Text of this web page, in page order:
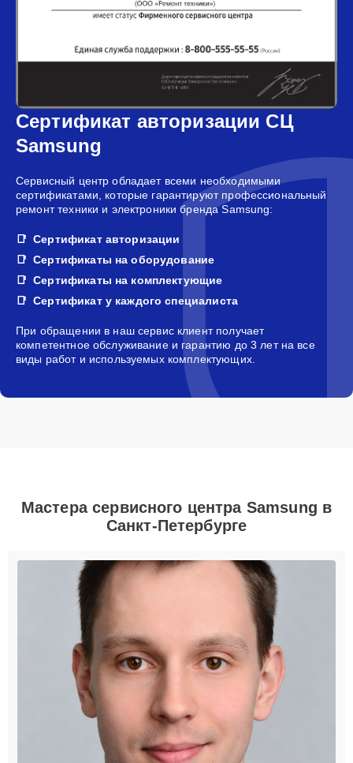
Сертификат авторизации СЦ
Samsung
Сервисный центр обладает всеми необходимыми
сертификатами, которые гарантируют профессиональный
ремонт техники и электроники бренда Samsung:
Сертификат авторизации
Сертификаты на оборудование
Сертификаты на комплектующие
Сертификат у каждого специалиста
При обращении в наш сервис клиент получает
компетентное обслуживание и гарантию до 3 лет на все
виды работ и используемых комплектующих.
Мастера сервисного центра Samsung в
Санкт-Петербурге